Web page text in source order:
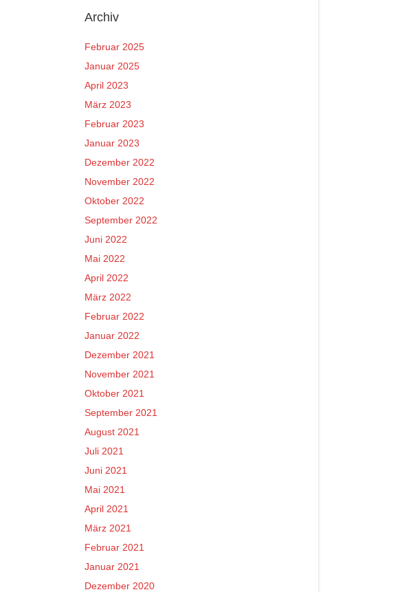
Archiv
Februar 2025
Januar 2025
April 2023
März 2023
Februar 2023
Januar 2023
Dezember 2022
November 2022
Oktober 2022
September 2022
Juni 2022
Mai 2022
April 2022
März 2022
Februar 2022
Januar 2022
Dezember 2021
November 2021
Oktober 2021
September 2021
August 2021
Juli 2021
Juni 2021
Mai 2021
April 2021
März 2021
Februar 2021
Januar 2021
Dezember 2020